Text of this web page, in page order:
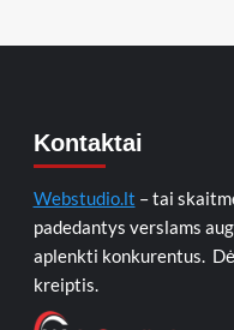
Kontaktai
Webstudio.lt – tai
padedantys verslams
aplenkti konkurentus.
kreiptis.